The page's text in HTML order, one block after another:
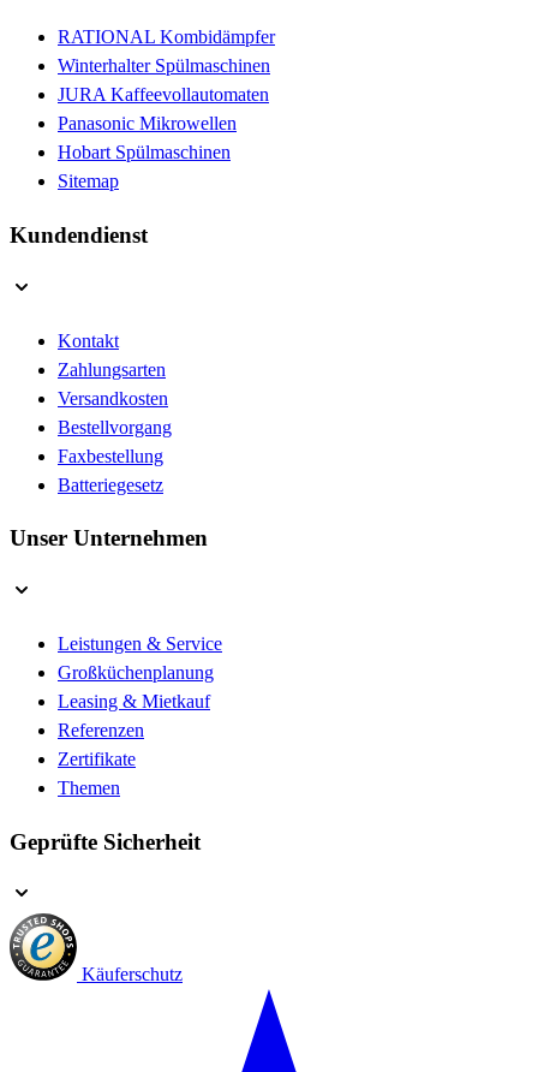
RATIONAL Kombidämpfer
Winterhalter Spülmaschinen
JURA Kaffeevollautomaten
Panasonic Mikrowellen
Hobart Spülmaschinen
Sitemap
Kundendienst
Kontakt
Zahlungsarten
Versandkosten
Bestellvorgang
Faxbestellung
Batteriegesetz
Unser Unternehmen
Leistungen & Service
Großküchenplanung
Leasing & Mietkauf
Referenzen
Zertifikate
Themen
Geprüfte Sicherheit
Käuferschutz